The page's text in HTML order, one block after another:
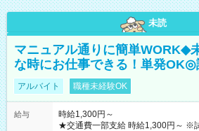
未読
マニュアル通りに簡単WORK◆
な時にお仕事できる！単発OK◎
アルバイト 職種未経験OK
給与
時給1,300円～
★交通費一部支給 時給1,300円～ ※試験・役割により手当あり